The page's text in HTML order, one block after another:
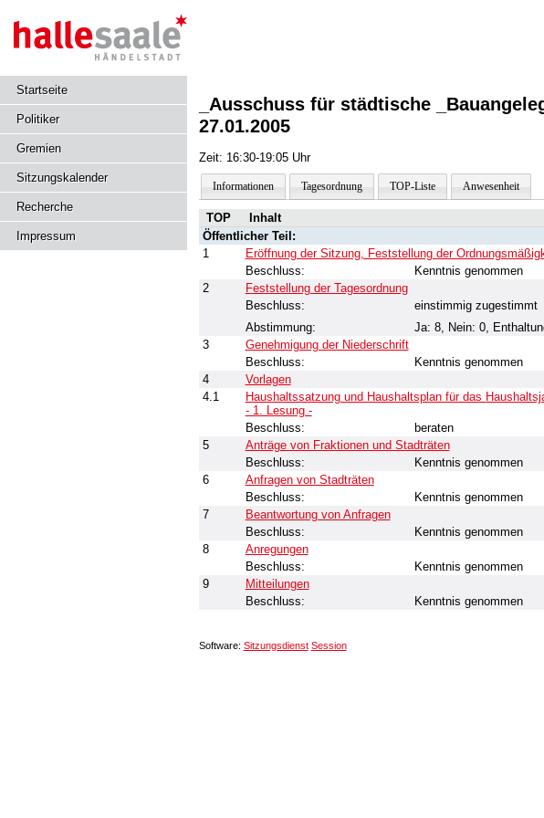
Startseite
Politiker
Gremien
Sitzungskalender
Recherche
Impressum
_Ausschuss für städtische
27.01.2005
Zeit: 16:30-19:05 Uhr
Informationen Tagesordnung TOP-Liste Anwesenheit
TOP Inhalt
Öffentlicher Teil:
1
Eröffnung der Sitzung, Feststellung der
Beschluss:
Kenntnis genommen
2
Feststellung der Tagesordnung
Beschluss:
einstimmig zugestimmt
Abstimmung:
Ja: 8, Nein: 0,
3
Genehmigung der Niederschrift
Beschluss:
Kenntnis genommen
4
Vorlagen
4.1
Haushaltssatzung und Haushaltsplan für das
- 1. Lesung -
Beschluss:
beraten
5
Anträge von Fraktionen und Stadträten
Beschluss:
Kenntnis genommen
6
Anfragen von Stadträten
Beschluss:
Kenntnis genommen
7
Beantwortung von Anfragen
Beschluss:
Kenntnis genommen
8
Anregungen
Beschluss:
Kenntnis genommen
9
Mitteilungen
Beschluss:
Kenntnis genommen
Software: Sitzungsdienst Session